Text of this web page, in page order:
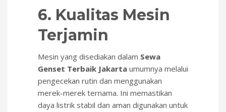
6. Kualitas Mesin
Terjamin
Mesin yang disediakan dalam Sewa
Genset Terbaik Jakarta umumnya melalui
pengecekan rutin dan menggunakan
merek-merek ternama. Ini memastikan
daya listrik stabil dan aman digunakan untuk